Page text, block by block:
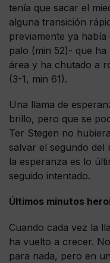
tenía que sacar el
alguna transición
previamente ya
palo (min 52)- que
área y ha chutado a
(3-1, min 61).
Una llama de
brillo, pero que se
Ter Stegen no
salvar el segundo del
la esperanza es lo
seguido intentado.
Últimos minutos
Cuando cada vez la
ha vuelto a crecer.
para nada, pero en